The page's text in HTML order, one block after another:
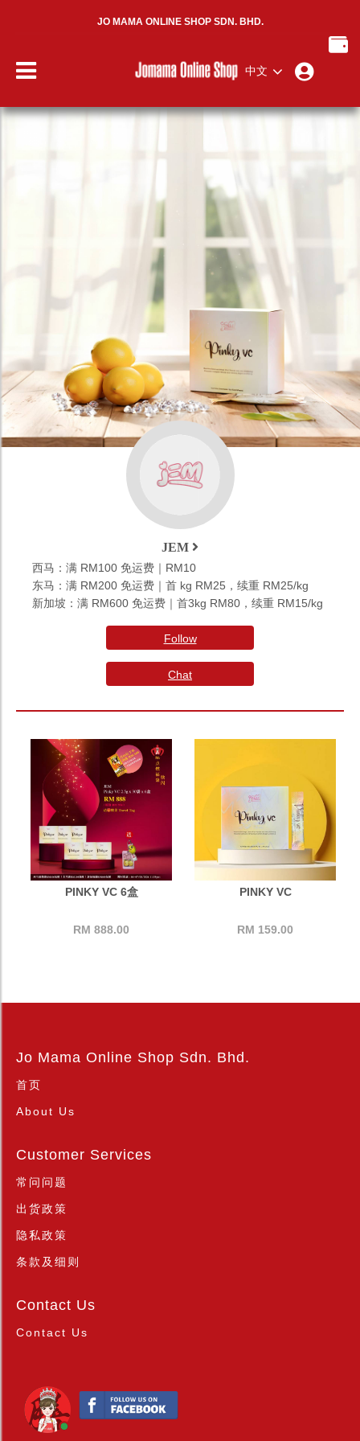
JO MAMA ONLINE SHOP SDN. BHD.
中文
JEM
西马：满 RM100 免运费｜RM10
东马：满 RM200 免运费｜首 kg RM25，续重 RM25/kg
新加坡：满 RM600 免运费｜首3kg RM80，续重 RM15/kg
Follow
Chat
PINKY VC 6盒
RM 888.00
PINKY VC
RM 159.00
Jo Mama Online Shop Sdn. Bhd.
首页
About Us
Customer Services
常问问题
出货政策
隐私政策
条款及细则
Contact Us
Contact Us